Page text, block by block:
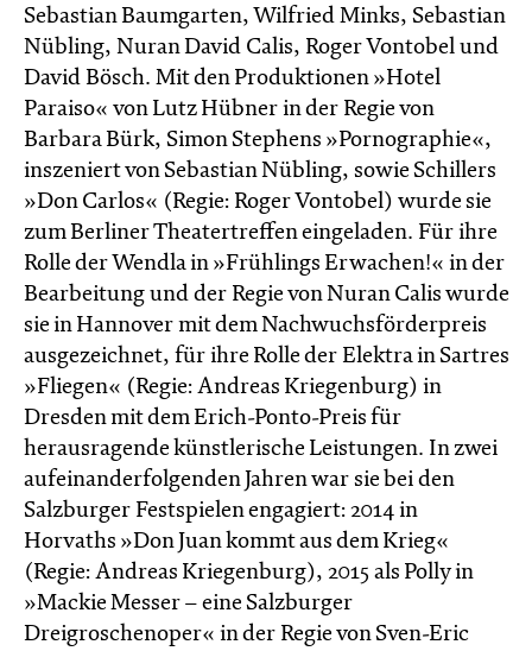
Sebastian Baumgarten, Wilfried Minks, Sebastian
Nübling, Nuran David Calis, Roger Vontobel und
David Bösch. Mit den Produktionen »Hotel
Paraiso« von Lutz Hübner in der Regie von
Barbara Bürk, Simon Stephens »Pornographie«,
inszeniert von Sebastian Nübling, sowie Schillers
»Don Carlos« (Regie: Roger Vontobel) wurde sie
zum Berliner Theatertreffen eingeladen. Für ihre
Rolle der Wendla in »Frühlings Erwachen!« in der
Bearbeitung und der Regie von Nuran Calis wurde
sie in Hannover mit dem Nachwuchsförderpreis
ausgezeichnet, für ihre Rolle der Elektra in Sartres
»Fliegen« (Regie: Andreas Kriegenburg) in
Dresden mit dem Erich-Ponto-Preis für
herausragende künstlerische Leistungen. In zwei
aufeinanderfolgenden Jahren war sie bei den
Salzburger Festspielen engagiert: 2014 in
Horvaths »Don Juan kommt aus dem Krieg«
(Regie: Andreas Kriegenburg), 2015 als Polly in
»Mackie Messer – eine Salzburger
Dreigroschenoper« in der Regie von Sven-Eric